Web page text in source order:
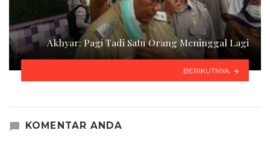
Akhyar: Pagi Tadi Satu Orang Meninggal Lagi
BERIKUTNYA
KOMENTAR ANDA